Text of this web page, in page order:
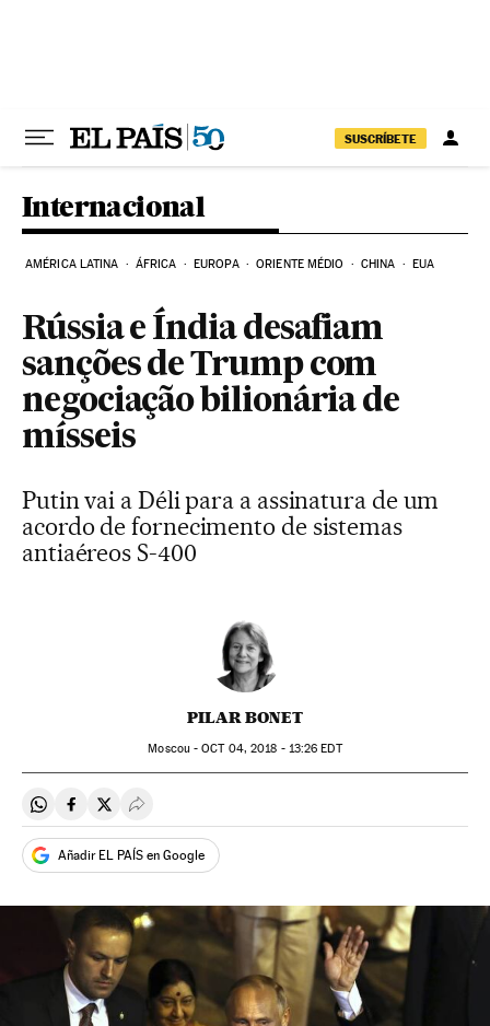
SUSCRÍBETE
Internacional
AMÉRICA LATINA ÁFRICA EUROPA ORIENTE MÉDIO CHINA EUA
Rússia e Índia desafiam
sanções de Trump com
negociação bilionária de
mísseis
Putin vai a Déli para a assinatura de um
acordo de fornecimento de sistemas
antiaéreos S-400
PILAR BONET
Moscou -OCT04, 2018 - 13:26 EDT
Compartir en Whatsapp
Compartir en Facebook
Compartir en Twitter
Desplegar Redes Sociales
Añadir EL PAÍS en Google